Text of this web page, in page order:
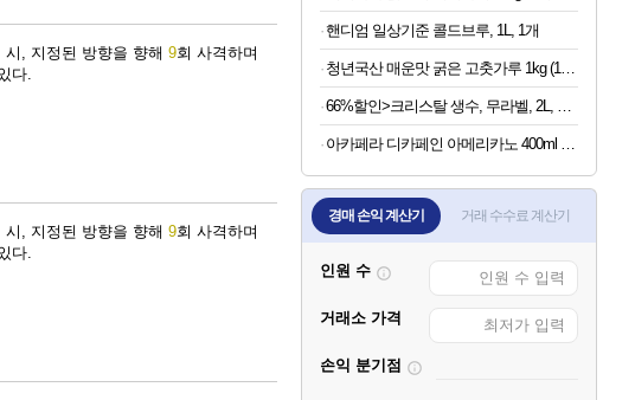
, 지정된 방향을 향해 9회 사격하며
다.
, 지정된 방향을 향해 9회 사격하며
다.
핸디엄 일상기준 콜드브루, 1L, 1개
아카페라 디카페인 아메리카노 400ml x 20개 (1개당 1,055원)
경매 손익 계산기 거래 수수료 계산기
인원 수
거래소 가격
손익 분기점